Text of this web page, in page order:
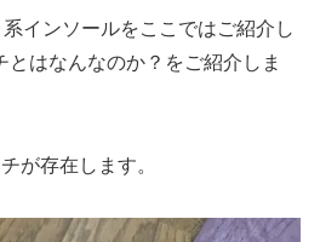
インソールをここではご紹介し
とはなんなのか？をご紹介しま
が存在します。